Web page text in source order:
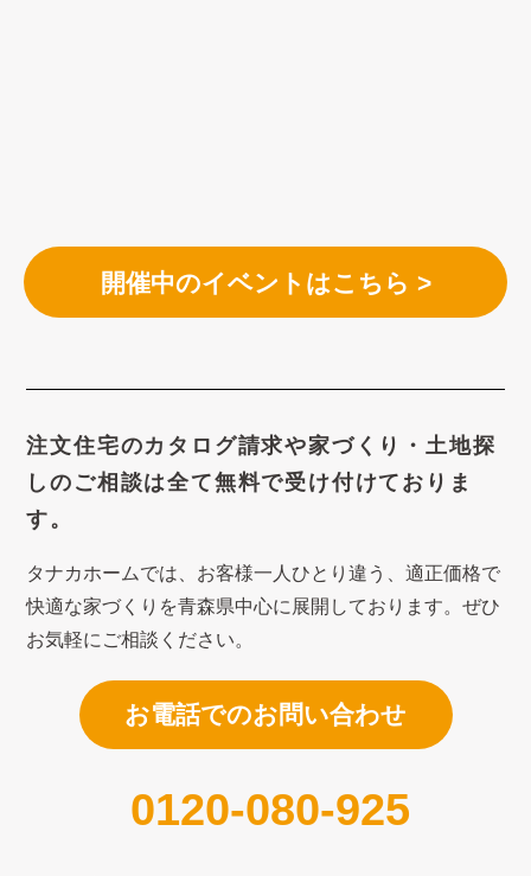
開催中のイベントはこちら >
注文住宅のカタログ請求や家づくり・土地探
しのご相談は全て無料で受け付けておりま
す。
タナカホームでは、お客様一人ひとり違う、適正価格で
快適な家づくり を青森県中心に展開しております。ぜひ
お気軽にご相談ください。
お電話でのお問い合わせ
0120-080-925